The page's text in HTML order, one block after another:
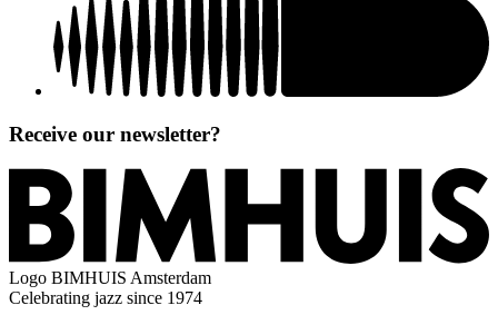
Receive our newsletter?
Logo BIMHUIS Amsterdam
Celebrating jazz since 1974